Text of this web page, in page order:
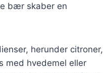
bær skaber en
herunder citroner,
med hvedemel eller